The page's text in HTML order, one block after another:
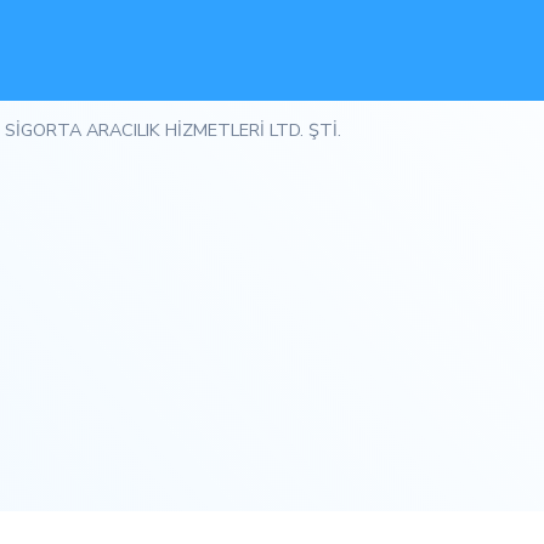
ARACILIK HİZMETLERİ LTD. ŞTİ.